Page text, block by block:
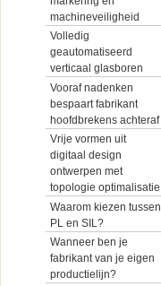
machineveiligheid
Volledig
geautomatiseerd
verticaal glasboren
Vooraf nadenken
bespaart fabrikant
hoofdbrekens achteraf
Vrije vormen uit
digitaal design
ontwerpen met
topologie optimalisatie
Waarom kiezen tussen
PL en SIL?
Wanneer ben je
fabrikant van je eigen
productielijn?